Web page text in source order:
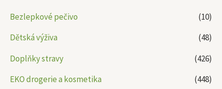
Bezlepkové pečivo
(10)
Dětská výživa
(48)
Doplňky stravy
(426)
EKO drogerie a kosmetika
(448)